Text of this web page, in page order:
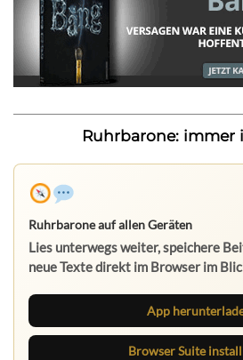
Ruhrbarone: immer
Ruhrbarone auf allen Geräten
Lies unterwegs weiter, speichere
neue Texte direkt im Browser im
App
Browser Suite